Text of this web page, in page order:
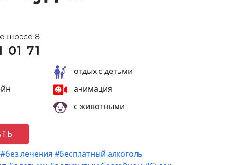
шоссе 8
01 71
отдых с детьми
анимация
с животными
#без лечения #бесплатный алкоголь